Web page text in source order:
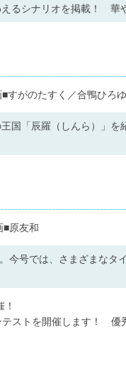
るシナリオを掲載！ 華
がのたすく／合鴨ひろ
国「辰羅（しんら）」
原友和
今号では、さまざまな
ストを開催します！